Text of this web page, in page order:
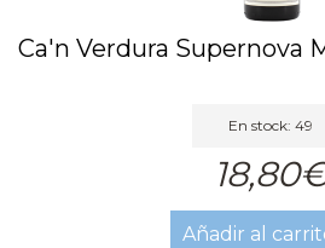
Ca'n Verdura Supernova
En stock: 49
Añadir al